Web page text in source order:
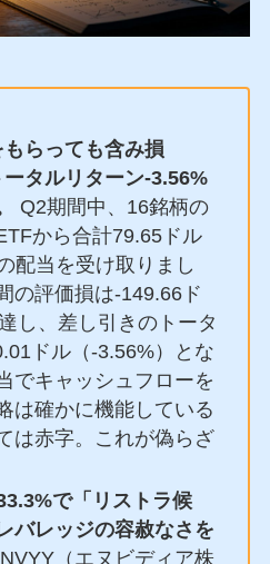
らっても含み損
タルリターン-3.56%
Q2期間中、16銘柄の
から合計79.65ドル
配当を受け取りまし
の評価損は-149.66ド
し、差し引きのトータ
ドル（-3.56%）とな
でキャッシュフローを
は確かに機能している
は赤字。これが偽らざ
で「リストラ候
バレッジの容赦なさを
NVYY（エヌビディア株